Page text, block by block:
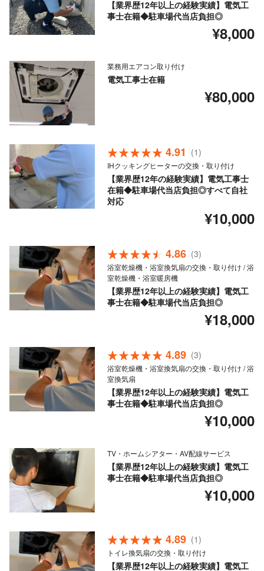
【業界歴12年以上の経験実績】電気工
事士在籍◆駐車場代当店負担◎
¥8,000
業務用エアコン取り付け
電気工事士在籍
¥80,000
4.91 (1)
IHクッキングヒーターの交換・取り付け
【業界歴12年の経験実績】電気工事士
在籍◆駐車場代当店負担◎すべて自社
対応
¥10,000
4.86 (3)
浴室乾燥機・浴室換気扇の交換・取り付け / 浴
室乾燥機・浴室暖房機
【業界歴12年以上の経験実績】電気工
事士在籍◆駐車場代当店負担◎
¥18,000
4.89 (3)
浴室乾燥機・浴室換気扇の交換・取り付け / 浴
室換気扇
【業界歴12年以上の経験実績】電気工
事士在籍◆駐車場代当店負担◎
¥10,000
TV・ホームシアター・AV配線サービス
【業界歴12年以上の経験実績】電気工
事士在籍◆駐車場代当店負担◎
¥10,000
4.89 (1)
トイレ換気扇の交換・取り付け
【業界歴12年以上の経験実績】電気工